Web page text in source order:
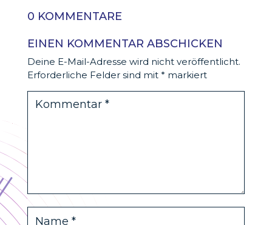
0 KOMMENTARE
EINEN KOMMENTAR ABSCHICKEN
Deine E-Mail-Adresse wird nicht veröffentlicht.
Erforderliche Felder sind mit * markiert